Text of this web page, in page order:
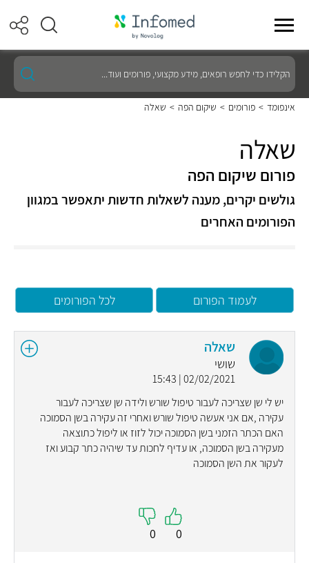
הקלידו
כדי
לחפש
רופאים,
מידע
ועוד...
אינפומד > פורומים > שיקום הפה > שאלה
שאלה
פורום שיקום הפה
גולשים יקרים, מענה לשאלות חדשות יתאפשר במגוון
הפורומים האחרים
לעמוד הפורום לכל הפורומים
שאלה
שושי
02/02/2021 | 15:43
יש לי שן שצריכה לעבור טיפול שורש ולידה שן שצריכה לעבור
עקירה ,אם אני אעשה טיפול שורש ואחרי זה עקירה בשן הסמוכה
האם הכתר הזמני בשן הסמוכה יכול לזוז או ליפול כתוצאה
מעקירה בשן הסמוכה, או עדיף לחכות עד שיהיה כתר קבוע ואז
לעקור את השן הסמוכה
0
0